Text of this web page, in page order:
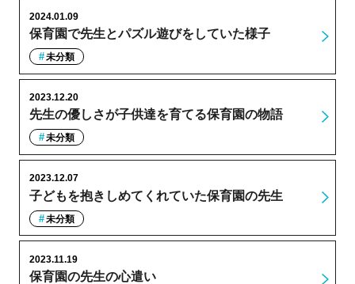
保育園で先生とパズル遊びをしていた様子
2024.01.09
未分類
先生の優しさが子供達を育てる保育園の物語
2023.12.20
未分類
子どもを抱きしめてくれていた保育園の先生
2023.12.07
未分類
保育園の先生の心遣い
2023.11.19